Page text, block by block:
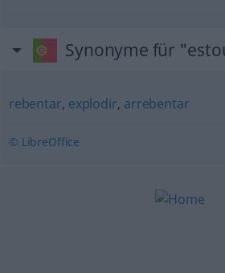
Synonyme für
rebentar, explodir, arrebentar
© LibreOffice